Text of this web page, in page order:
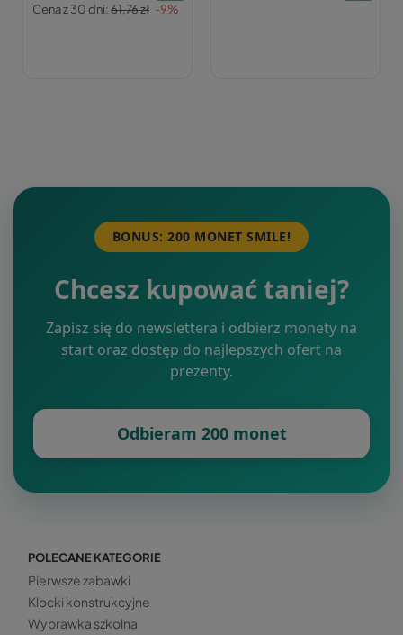
Cena z 30 dni:61,76 zł -9%
BONUS: 200 MONET SMILE!
Chcesz kupować taniej?
Zapisz się do newslettera i odbierz monety na
start oraz dostęp do najlepszych ofert na
prezenty.
Odbieram 200 monet
POLECANE KATEGORIE
Pierwsze zabawki
Klocki konstrukcyjne
Wyprawka szkolna